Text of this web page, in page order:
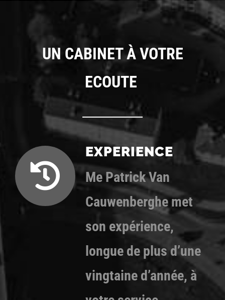
UN CABINET À VOTRE
ECOUTE
EXPERIENCE
Me Patrick Van
Cauwenberghe met
son expérience,
longue de plus d’une
vingtaine d’année, à